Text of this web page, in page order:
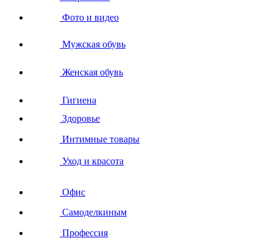
Фото и видео
Мужская обувь
Женская обувь
Гигиена
Здоровье
Интимные товары
Уход и красота
Офис
Самоделкиным
Профессия